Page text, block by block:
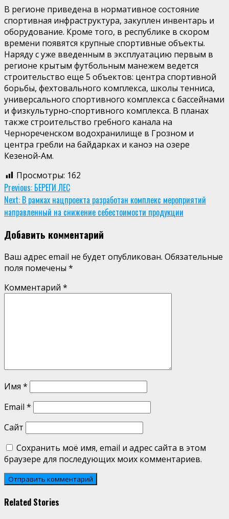
В регионе приведена в нормативное состояние
спортивная инфраструктура, закуплен инвентарь и
оборудование. Кроме того, в республике в скором
времени появятся крупные спортивные объекты.
Наряду с уже введенным в эксплуатацию первым в
регионе крытым футбольным манежем ведется
строительство еще 5 объектов: центра спортивной
борьбы, фехтовального комплекса, школы тенниса,
универсального спортивного комплекса с бассейнами
и физкультурно-спортивного комплекса. В планах
также строительство гребного канала на
Чернореченском водохранилище в Грозном и
центра гребли на байдарках и каноэ на озере
Кезеной-Ам.
Просмотры: 162
Continue
Reading
Previous: БЕРЕГИ ЛЕС
Next: В рамках нацпроекта разработан комплекс мероприятий
направленный на снижение себестоимости продукции
Добавить комментарий
Ваш адрес email не будет опубликован. Обязательные
поля помечены *
Комментарий *
Имя *
Email *
Сайт
Сохранить моё имя, email и адрес сайта в этом
браузере для последующих моих комментариев.
Related Stories